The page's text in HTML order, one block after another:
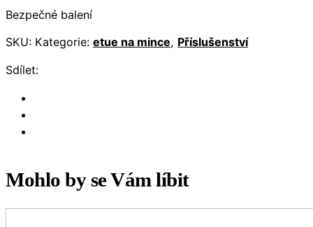
Bezpečné balení
SKU: Kategorie: etue na mince, Příslušenství
Sdílet:
Mohlo by se Vám líbit